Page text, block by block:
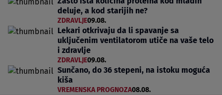
deluje, a kod starijih ne?
ZDRAVLJE09.08.
Lekari otkrivaju da li spavanje sa
uključenim ventilatorom utiče na vaše telo
i zdravlje
ZDRAVLJE09.08.
Sunčano, do 36 stepeni, na istoku moguća
kiša
VREMENSKA PROGNOZA08.08.